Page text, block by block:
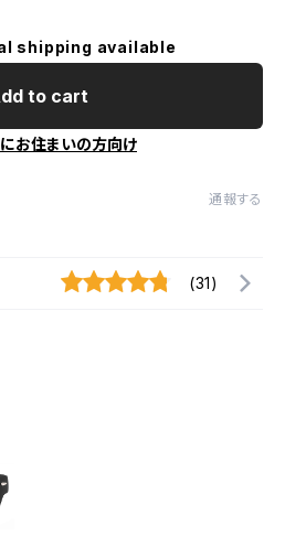
shipping available
to cart
お住まいの方向け
通報する
(31)